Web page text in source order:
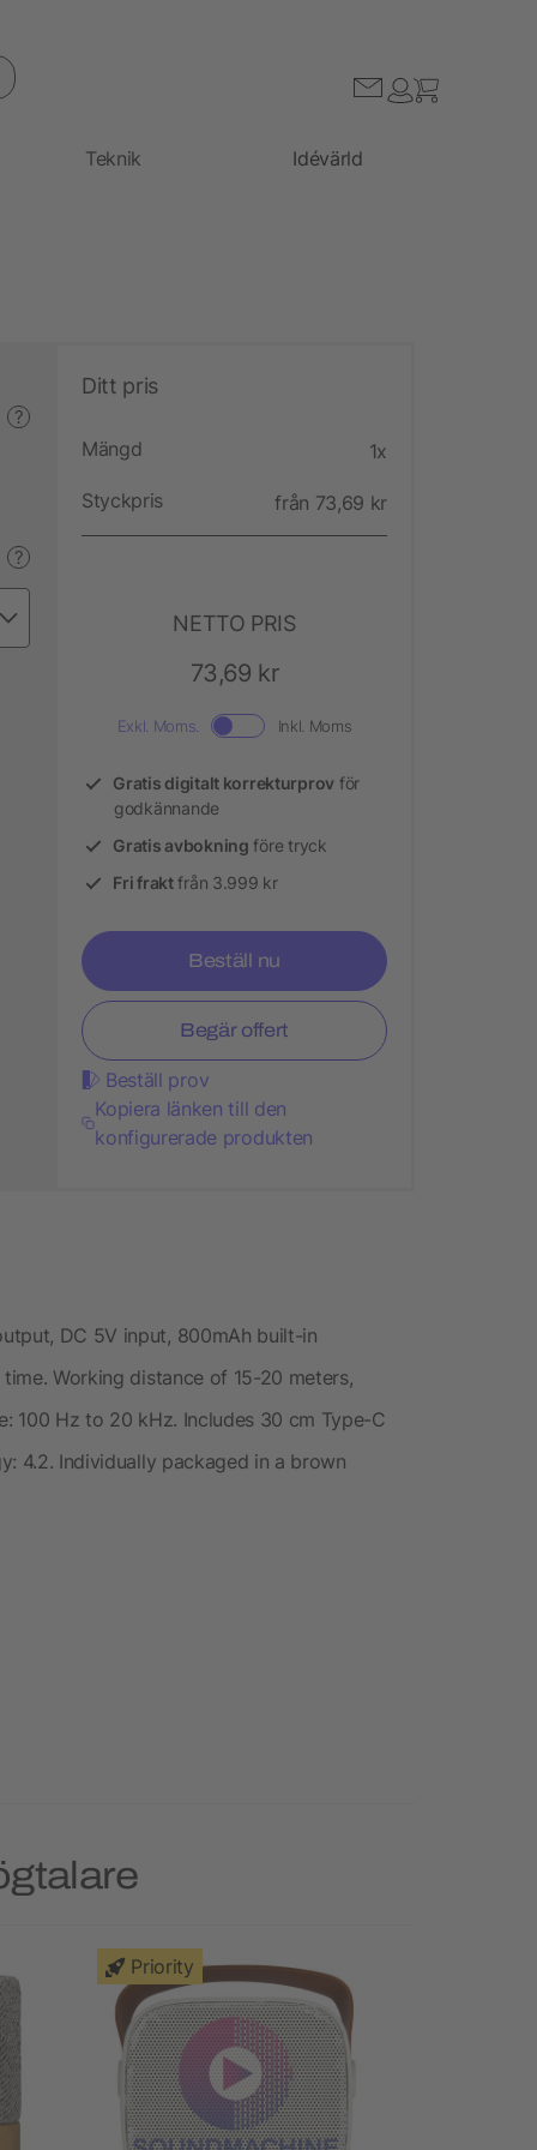
Teknik Idévärld
?
?
Ditt pris
Mängd 1x
Styckpris från 73,69 kr
NETTO PRIS
73,69 kr
Exkl. Moms. Inkl. Moms
Gratis digitalt korrekturprov för
godkännande
Gratis avbokning före tryck
Fri fraktfrån 3.999 kr
Beställ nu
Begär offert
Beställ prov
Kopiera länken till den
konfigurerade produkten
DC 5V input, 800mAh built-in
Working distance of 15-20 meters,
100 Hz to 20 kHz. Includes 30 cm Type-C
4.2. Individually packaged in a brown
Priority